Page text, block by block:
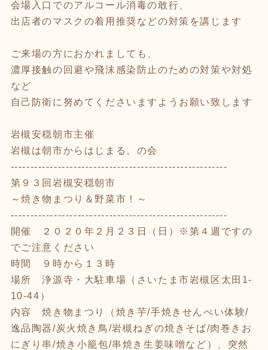
会場入口でのアルコール消毒の敢行、
出店者のマスクの着用推奨などの対策を講じます
ご来場の方におかれましても、
濃厚接触の回避や飛沫感染防止のための対策や対処
など
自己防衛に努めてくださいますようお願い致します
岩槻安穏朝市主催
岩槻は朝市からはじまる。の会
-------------------------------------------------------
第９３回岩槻安穏朝市
～焼き物まつり＆野菜市！～
-------------------------------------------------------
開催 ２０２０年２月２３日（日）※第４週ですの
でご注意ください
時間 ９時から１３時
場所 浄源寺・大駐車場（さいたま市岩槻区太田1-
10-44）
内容 焼き物まつり（焼き芋/手焼きせんべい体験/
逸品陶器/炭火焼き鳥/岩槻ねぎの焼きそば/肉巻きお
にぎり串/焼き小籠包/串焼き生姜味噌など）、突然